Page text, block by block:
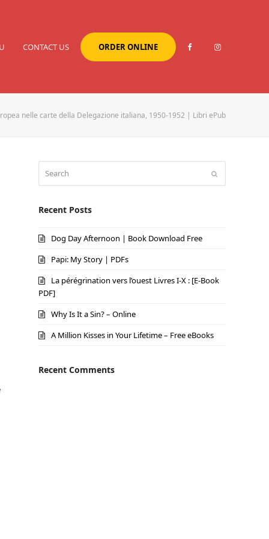
CONTACT US ORDER ONLINE
nelle carte della Delegazione italiana, 1950-1952 | Libri ePub
Recent Posts
Dog Day Afternoon | Book Download Free
Papi: My Story | PDFs
La pérégrination vers l’ouest Livres I-X : [E-Book
PDF]
Why Is It a Sin? – Online
A Million Kisses in Your Lifetime – Free eBooks
Recent Comments